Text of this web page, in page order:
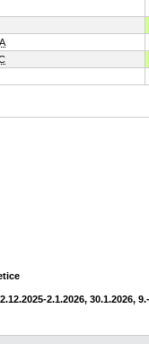
A
2.1.2026, 30.1.2026,